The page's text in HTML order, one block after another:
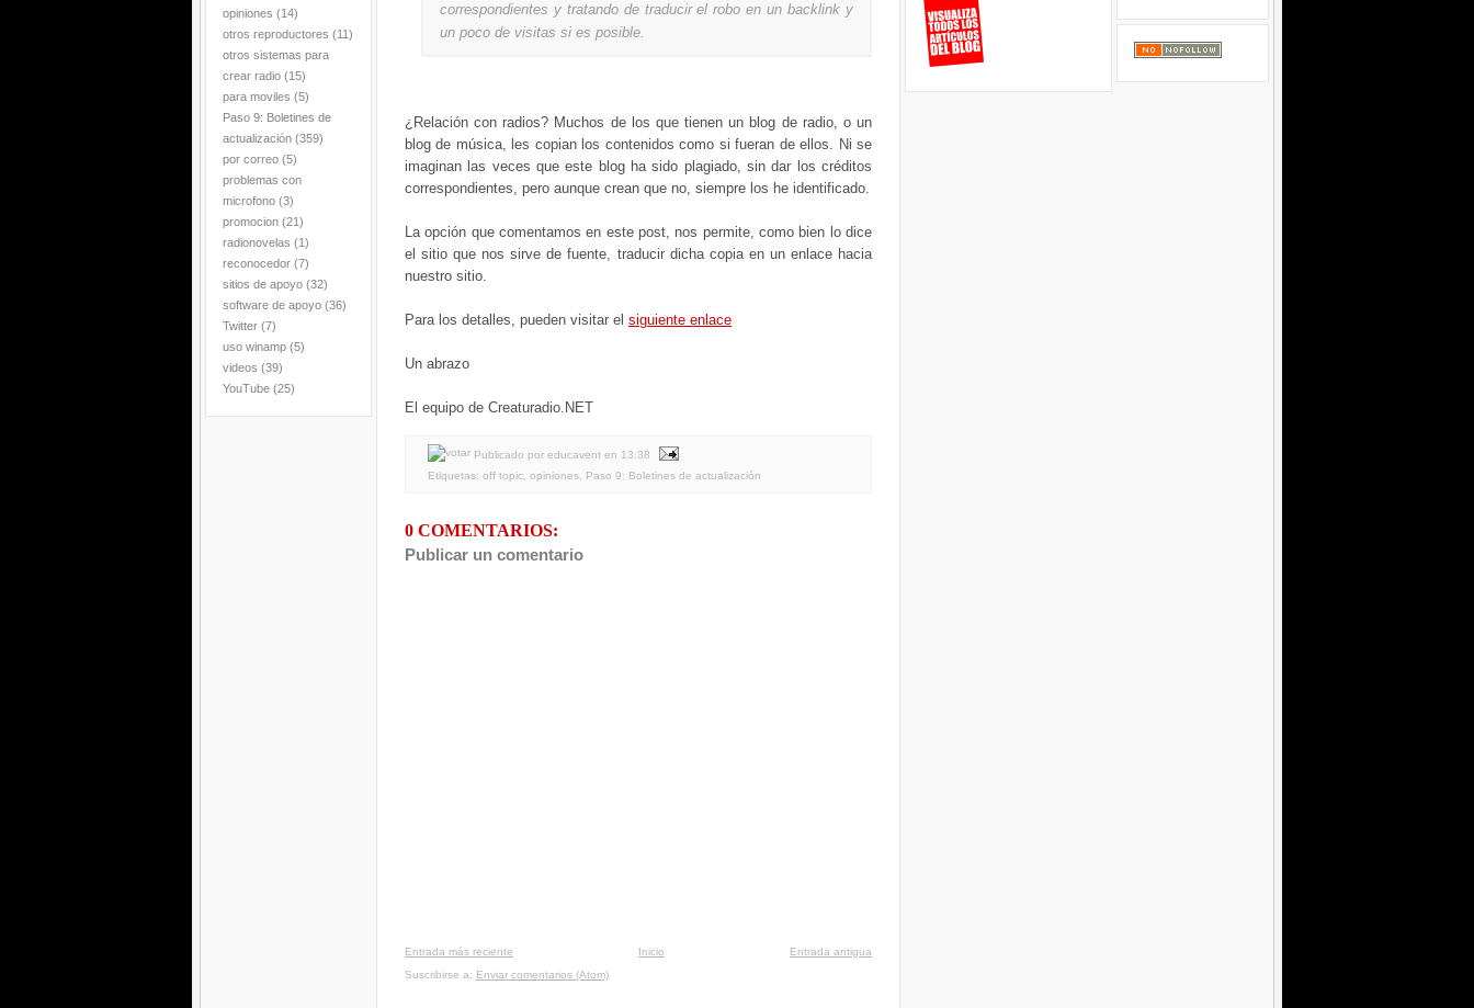
opiniones (14)
otros reproductores (11)
otros sistemas para
crear radio (15)
para moviles (5)
Paso 9: Boletines de
actualización (359)
por correo (5)
problemas con
microfono (3)
promocion (21)
radionovelas (1)
reconocedor (7)
sitios de apoyo (32)
software de apoyo (36)
Twitter (7)
uso winamp (5)
videos (39)
YouTube (25)
correspondientes y tratando de traducir el robo en un backlink y
un poco de visitas si es posible.
¿Relación con radios? Muchos de los que tienen un blog de radio, o un
blog de música, les copian los contenidos como si fueran de ellos. Ni se
imaginan las veces que este blog ha sido plagiado, sin dar los créditos
correspondientes, pero aunque crean que no, siempre los he identificado.
La opción que comentamos en este post, nos permite, como bien lo dice
el sitio que nos sirve de fuente, traducir dicha copia en un enlace hacia
nuestro sitio.
Para los detalles, pueden visitar el siguiente enlace
Un abrazo
El equipo de Creaturadio.NET
Publicado por educavent en 13:38
Etiquetas: off topic opiniones Paso 9: Boletines de actualización
0 COMENTARIOS:
Publicar un comentario
Entrada más reciente Entrada antigua
Inicio
Suscribirse a: Enviar comentarios (Atom)